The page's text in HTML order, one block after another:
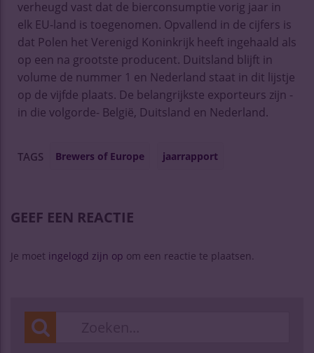
verheugd vast dat de bierconsumptie vorig jaar in
elk EU-land is toegenomen. Opvallend in de cijfers is
dat Polen het Verenigd Koninkrijk heeft ingehaald als
op een na grootste producent. Duitsland blijft in
volume de nummer 1 en Nederland staat in dit lijstje
op de vijfde plaats. De belangrijkste exporteurs zijn -
in die volgorde- België, Duitsland en Nederland.
TAGS Brewers of Europe jaarrapport
GEEF EEN REACTIE
Je moet ingelogd zijn op om een reactie te plaatsen.